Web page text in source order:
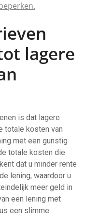
lagere
is dat lagere
totale kosten van
met een gunstig
totale kosten die
dat u minder rente
lening, waardoor u
meer geld in
een lening met
een slimme